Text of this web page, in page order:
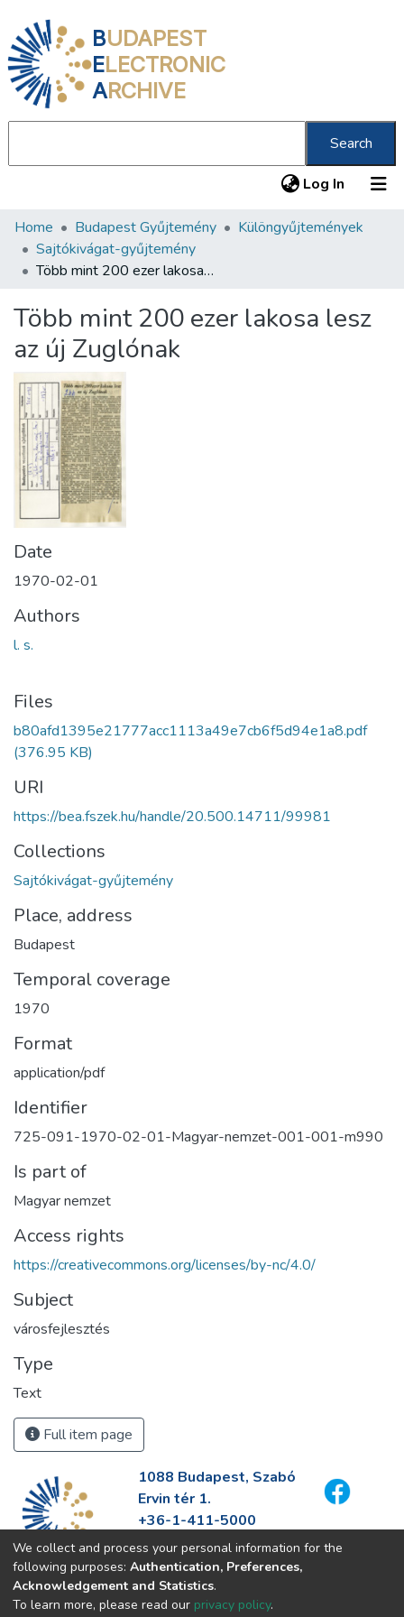
BUDAPEST
ELECTRONIC
ARCHIVE
Search
Log In (current)
Communities & Collections
All of DSpace
About us
Home Budapest Gyűjtemény
Különgyűjtemények
Sajtókivágat-gyűjtemény
Több mint 200 ezer lakosa lesz az új Zuglónak
Több mint 200 ezer lakosa lesz
az új Zuglónak
Date
1970-02-01
Authors
l. s.
Files
b80afd1395e21777acc1113a49e7cb6f5d94e1a8.pdf
(376.95 KB)
URI
https://bea.fszek.hu/handle/20.500.14711/99981
Collections
Sajtókivágat-gyűjtemény
Place, address
Budapest
Temporal coverage
1970
Format
application/pdf
Identifier
725-091-1970-02-01-Magyar-nemzet-001-001-m990
Is part of
Magyar nemzet
Access rights
https://creativecommons.org/licenses/by-nc/4.0/
Subject
városfejlesztés
Type
Text
Full item page
1088 Budapest, Szabó
Ervin tér 1.
+36-1-411-5000
info@fszek.hu
https://fszek.hu
We collect and process your personal information for the
following purposes: Authentication, Preferences,
Acknowledgement and Statistics.
To learn more, please read our privacy policy.